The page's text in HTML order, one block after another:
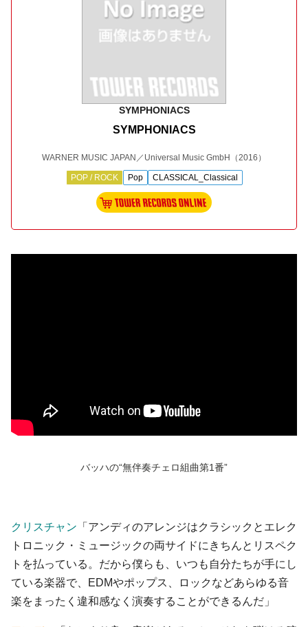
SYMPHONIACS
SYMPHONIACS
WARNER MUSIC JAPAN／Universal Music GmbH （2016）
POP / ROCK Pop CLASSICAL_Classical
バッハの“無伴奏チェロ組曲第1番”
クリスチャン 「アンディのアレンジはクラシックとエレク
トロニック・ミュージックの両サイドにきちんとリスペク
トを払っている。だから僕らも、いつも自分たちが手にし
ている楽器で、EDMやポップス、ロックなどあらゆる音
楽をまったく違和感なく演奏することができるんだ」